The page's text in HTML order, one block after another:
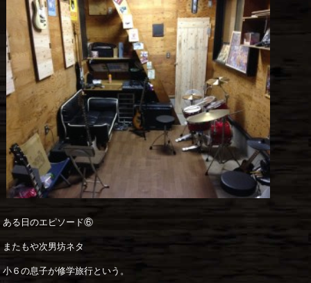
ある日のエピソード⑥
またもや次男坊ネタ
小６の息子が修学旅行という。